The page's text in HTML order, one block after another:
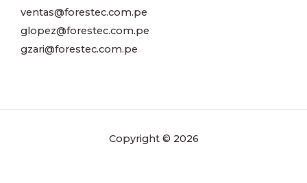
ventas@forestec.com.pe
glopez@forestec.com.pe
gzari@forestec.com.pe
Copyright © 2026